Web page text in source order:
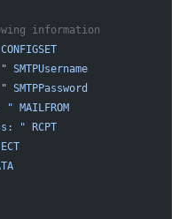
information
CONFIGSET
SMTPUsername
SMTPPassword
" MAILFROM
" RCPT